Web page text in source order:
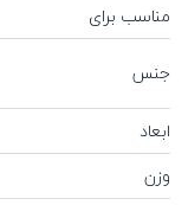
مناسب برای
جنس
ابعاد
وزن